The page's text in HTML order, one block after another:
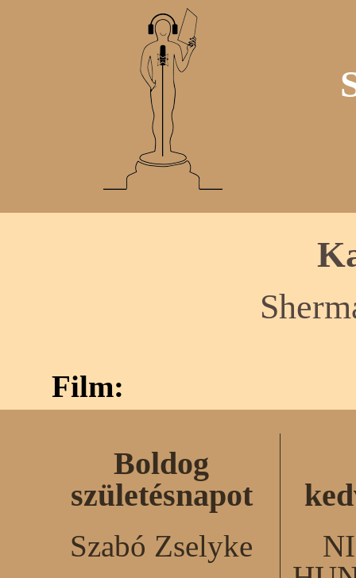
Film:
Boldog
születésnapot
Szabó Zselyke